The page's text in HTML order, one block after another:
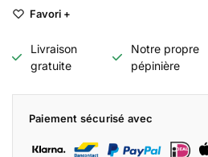
Favori +
Livraison
gratuite
Notre propre
pépinière
Paiement sécurisé avec